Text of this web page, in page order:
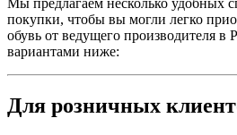
Мы предлагаем несколько удобных
покупки, чтобы вы могли легко
обувь от ведущего производителя в
вариантами ниже:
Для розничных